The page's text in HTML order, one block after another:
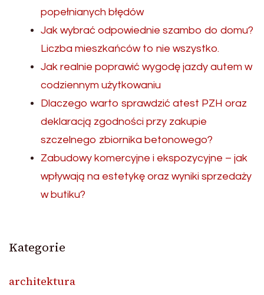
popełnianych błędów
Jak wybrać odpowiednie szambo do domu?
Liczba mieszkańców to nie wszystko.
Jak realnie poprawić wygodę jazdy autem w
codziennym użytkowaniu
Dlaczego warto sprawdzić atest PZH oraz
deklaracją zgodności przy zakupie
szczelnego zbiornika betonowego?
Zabudowy komercyjne i ekspozycyjne – jak
wpływają na estetykę oraz wyniki sprzedaży
w butiku?
Kategorie
architektura